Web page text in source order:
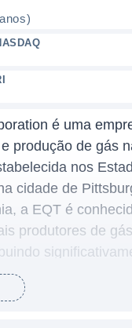
é uma
produção de gás
nos
cidade de
a EQT é
produtores de
de energia no
empresa se